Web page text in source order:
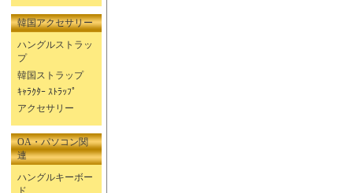
韓国アクセサリー
ハングルストラッ
プ
韓国ストラップ
ｷｬﾗｸﾀｰ ｽﾄﾗｯﾌﾟ
アクセサリー
OA・パソコン関
連
ハングルキーボー
ド